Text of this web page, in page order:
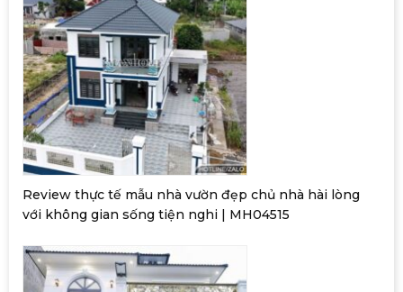
Review thực tế mẫu nhà vườn đẹp chủ nhà hài lòng
với không gian sống tiện nghi | MH04515